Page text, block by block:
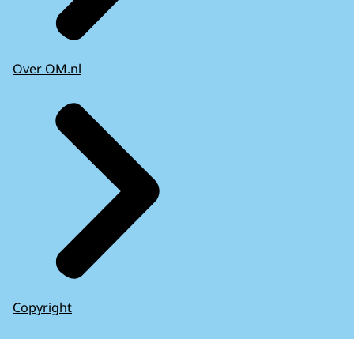
Over OM.nl
Copyright